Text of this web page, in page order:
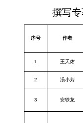
撰写
序号 作者
1 王天佑
2 汤小芳
3 安轶龙